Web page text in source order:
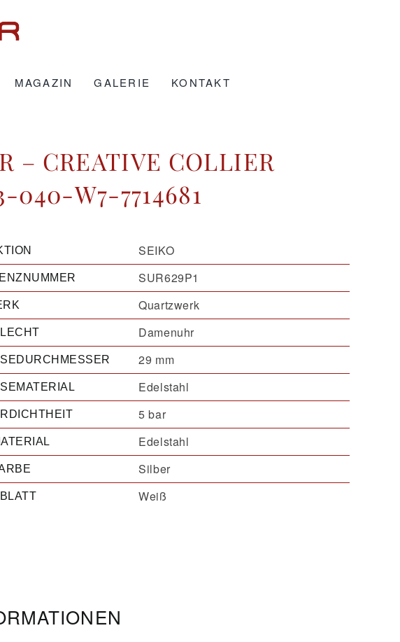
MAGAZIN GALERIE KONTAKT
– CREATIVE COLLIER
040-W7-7714681
SEIKO
SUR629P1
Quartzwerk
Damenuhr
29 mm
Edelstahl
5 bar
Edelstahl
Silber
Weiß